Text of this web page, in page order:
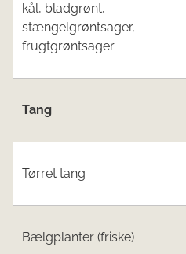
kål, bladgrønt,
stængelgrøntsager,
frugtgrøntsager
Tang
Tørret tang
Bælgplanter (friske)